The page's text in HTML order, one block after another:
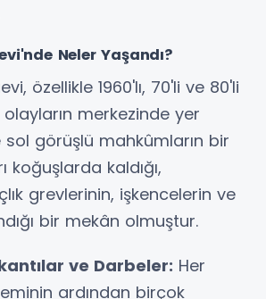
Neler Yaşandı?
özellikle 1960'lı, 70'li ve 80'li
merkezinde yer
sol görüşlü mahkûmların bir
koğuşlarda kaldığı,
grevlerinin, işkencelerin ve
bir mekân olmuştur.
ve Darbeler: Her
ardından birçok